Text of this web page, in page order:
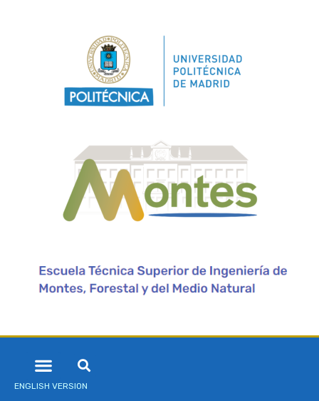
ENGLISH VERSION